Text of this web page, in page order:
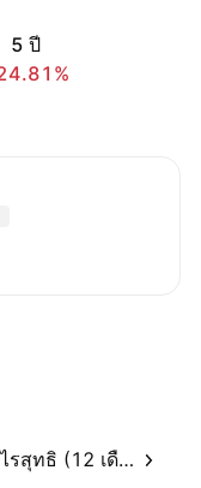
5 ปี
อัตราส่วนราคาต่อกำไรสุทธิ (12 เดือนล่าสุด)